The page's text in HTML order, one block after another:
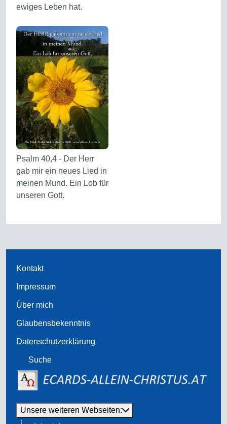
ewiges Leben hat.
Psalm 40,4 - Der Herr
gab mir ein neues Lied in
meinen Mund. Ein Lob für
unseren Gott.
Kontakt
Impressum
Über mich
Glaubensbekenntnis
Datenschutzerklärung
Suche
Unsere weiteren Webseiten: